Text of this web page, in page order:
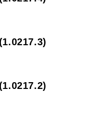
1.0217.3
1.0217.2